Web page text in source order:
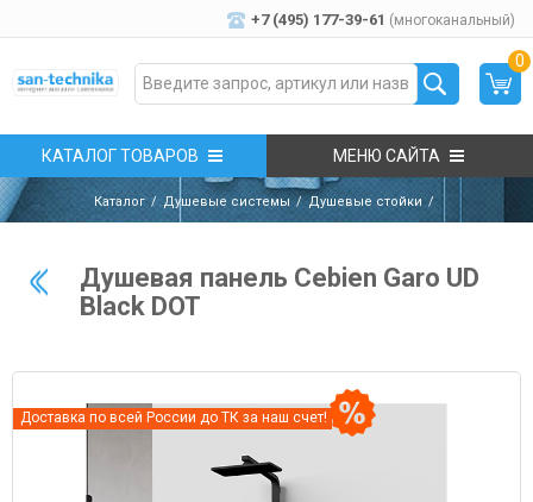
+7 (495) 177-39-61 (многоканальный)
0
КАТАЛОГ ТОВАРОВ МЕНЮ САЙТА
Каталог Душевые системы Душевые стойки
Душевая панель Cebien Garo UD
Black DOT
Доставка по всей России до ТК за наш счет!